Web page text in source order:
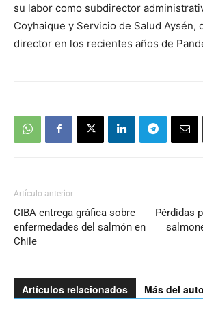
su labor como subdirector
Coyhaique y Servicio de Salud Aysén,
director en los recientes años de
Artículo anterior
CIBA entrega gráfica sobre
enfermedades del salmón en
Chile
Pérdidas
Artículos relacionados Más del